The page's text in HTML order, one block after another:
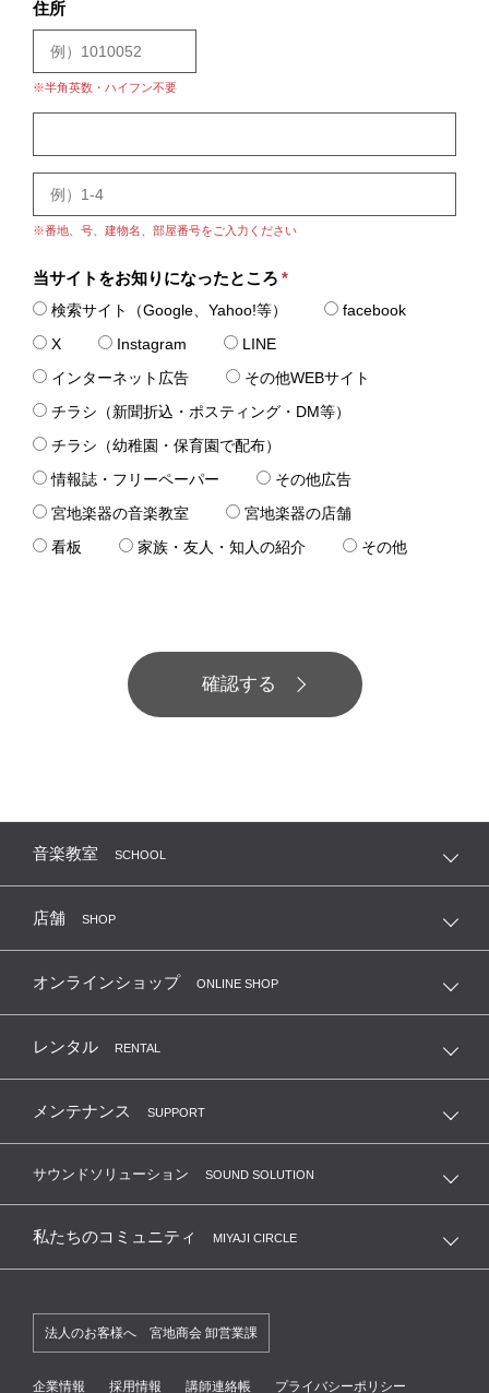
住所
※半角英数・ハイフン不要
※番地、号、建物名、部屋番号をご入力ください
当サイトをお知りになったところ *
検索サイト（Google、Yahoo!等）
facebook
X
Instagram
LINE
インターネット広告
その他WEBサイト
チラシ（新聞折込・ポスティング・DM等）
チラシ（幼稚園・保育園で配布）
情報誌・フリーペーパー
その他広告
宮地楽器の音楽教室
宮地楽器の店舗
看板
家族・友人・知人の紹介 その他
音楽教室 SCHOOL
店舗 SHOP
オンラインショップ ONLINE SHOP
レンタル RENTAL
メンテナンス SUPPORT
サウンドソリューション SOUND SOLUTION
私たちのコミュニティ MIYAJI CIRCLE
法人のお客様へ 宮地商会 卸営業課
企業情報 採用情報 講師連絡帳 プライバシーポリシー